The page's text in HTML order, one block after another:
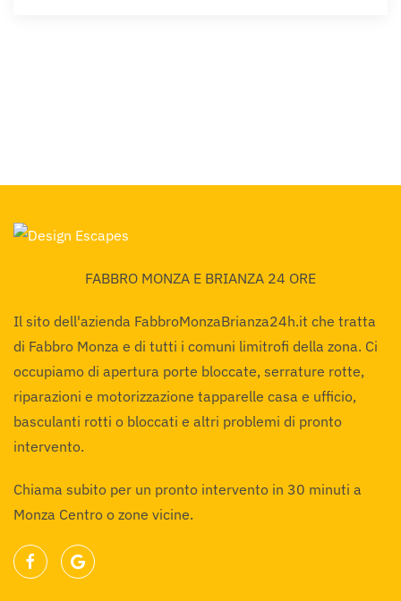
FABBRO MONZA E BRIANZA 24 ORE
Il sito dell'azienda FabbroMonzaBrianza24h.it che tratta
di Fabbro Monza e di tutti i comuni limitrofi della zona. Ci
occupiamo di apertura porte bloccate, serrature rotte,
riparazioni e motorizzazione tapparelle casa e ufficio,
basculanti rotti o bloccati e altri problemi di pronto
intervento.
Chiama subito per un pronto intervento in 30 minuti a
Monza Centro o zone vicine.